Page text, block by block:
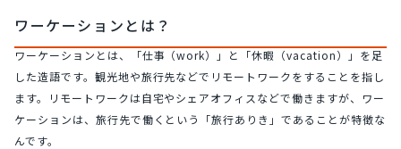
ワーケーションとは？
ワーケーションとは、「仕事（work）」と「休暇（vacation）」を足
した造語です。観光地や旅行先などでリモートワークをすることを指し
ます。リモートワークは自宅やシェアオフィスなどで働きますが、ワー
ケーションは、旅行先で働くという「旅行ありき」であることが特徴な
んです。